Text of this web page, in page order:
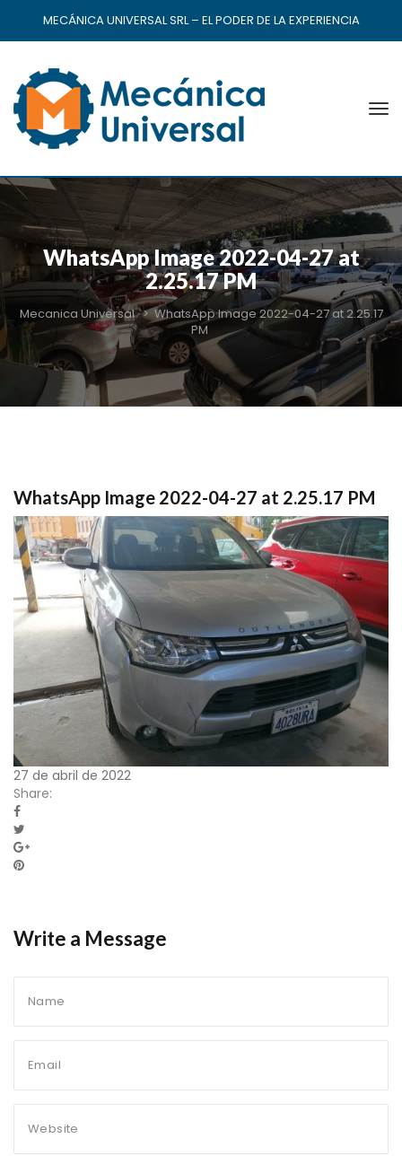
MECÁNICA UNIVERSAL SRL – EL PODER DE LA EXPERIENCIA
WhatsApp Image 2022-04-27 at
2.25.17 PM
Mecanica Universal >WhatsApp Image 2022-04-27 at 2.25.17
PM
WhatsApp Image 2022-04-27 at 2.25.17 PM
27 de abril de 2022
Share:
Write a Message